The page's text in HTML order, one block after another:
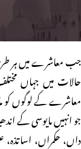
جب معاشرے میں ہر
حالات میں جہاں
معاشرے کے لوگوں کو
جو انہیں مایوسی کے
داں، حکمراں،